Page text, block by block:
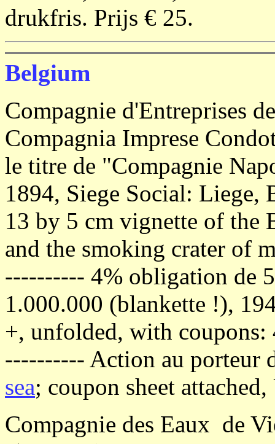
drukfris. Prijs € 25.
Belgium
Compagnie d'Entreprises
Compagnia Imprese
le titre de "Compagnie
1894, Siege Social: Liege,
13 by 5 cm vignette of the
and the smoking crater of
---------- 4% obligation de
1.000.000 (blankette !),
+, unfolded, with coupons:
---------- Action au porteur
sea; coupon sheet
Compagnie des Eaux de